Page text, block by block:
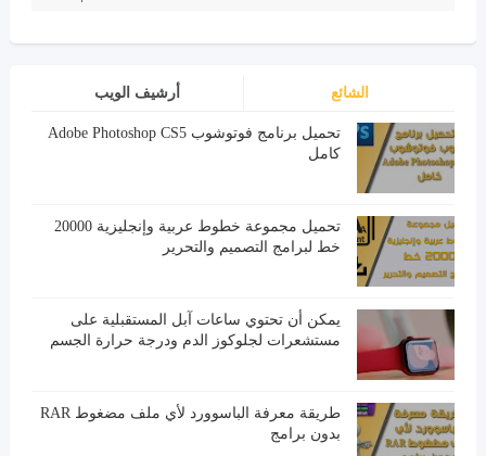
الشائع أرشيف الويب
تحميل برنامج فوتوشوب Adobe Photoshop CS5
كامل
تحميل مجموعة خطوط عربية وإنجليزية 20000
خط لبرامج التصميم والتحرير
يمكن أن تحتوي ساعات آبل المستقبلية على
مستشعرات لجلوكوز الدم ودرجة حرارة الجسم
طريقة معرفة الباسوورد لأي ملف مضغوط RAR
بدون برامج